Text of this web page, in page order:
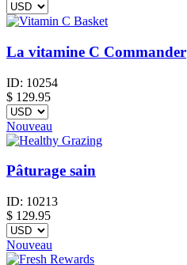
La vitamine C Commander
ID: 10254
$ 129.95
Nouveau
Pâturage sain
ID: 10213
$ 129.95
Nouveau